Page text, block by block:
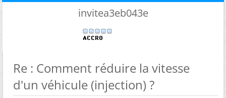
invitea3eb043e
Re : Comment réduire la vitesse
d'un véhicule (injection) ?